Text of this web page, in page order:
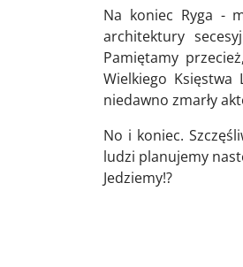
Na koniec Ryga -
architektury
Pamiętamy
Wielkiego
niedawno zmarły
No i koniec.
ludzi planujemy
Jedziemy!?